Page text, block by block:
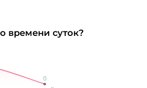
времени суток?